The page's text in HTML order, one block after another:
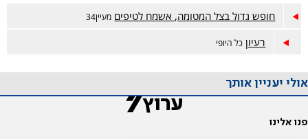
חופש גדול בצל המטומה, אשמח לטיפים מעיין34
רעיון כל היופי
אולי יעניין אותך
פנו אלינו